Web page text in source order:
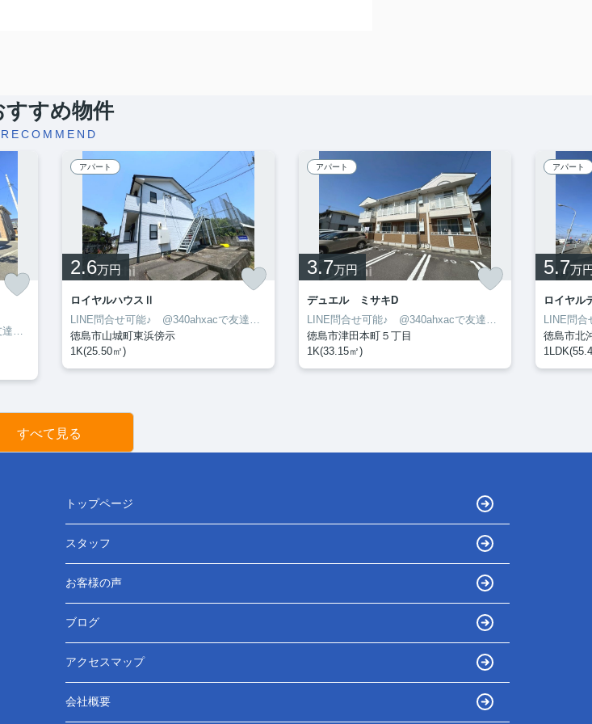
すすめ物件
RECOMMEND
LINE問合せ可能♪ @340ahxacで友達検索して下さい
アパート
2.6万円
ロイヤルハウスⅡ
LINE問合せ可能♪ @340ahxacで友達検索して下さい
徳島市山城町東浜傍示
1K(25.50㎡)
アパート
3.7万円
デュエル ミサキD
LINE問合せ可能♪ @340ahxacで友達検索して下さい
徳島市津田本町５丁目
1K(33.15㎡)
アパート
5.7万
ロイヤル
徳島市北
すべて見る
トップページ
スタッフ
お客様の声
ブログ
アクセスマップ
会社概要